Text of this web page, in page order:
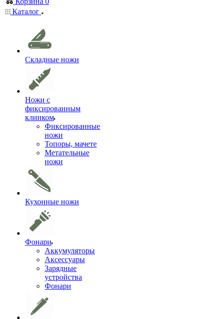
Каталог
Складные ножи
Ножи с
фиксированным
клинком
Фиксированные
ножи
Топоры, мачете
Метательные
ножи
Кухонные ножи
Фонари
Аккумуляторы
Аксессуары
Зарядные
устройства
Фонари